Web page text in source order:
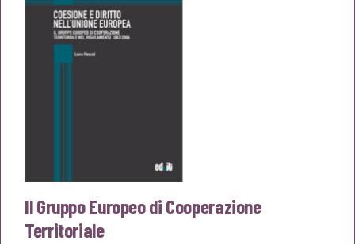
Il Gruppo Europeo di Cooperazione
Territoriale